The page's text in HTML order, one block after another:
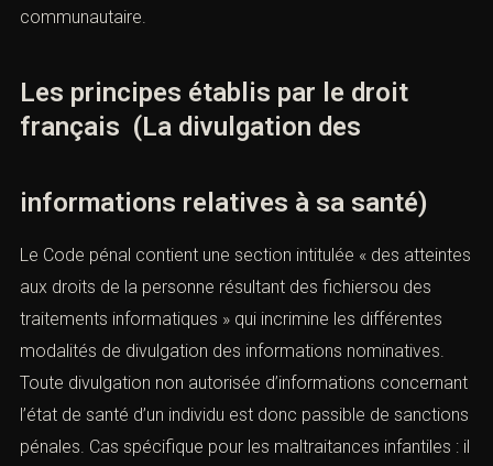
communautaire.
Les principes établis par le droit
français (La divulgation des
informations relatives à sa santé)
Le Code pénal contient une section intitulée « des atteintes
aux droits de la personne résultant des fichiersou des
traitements informatiques » qui incrimine les différentes
modalités de divulgation des informations nominatives.
Toute divulgation non autorisée d’informations concernant
l’état de santé d’un individu est donc passible de sanctions
pénales. Cas spécifique pour les maltraitances infantiles : il